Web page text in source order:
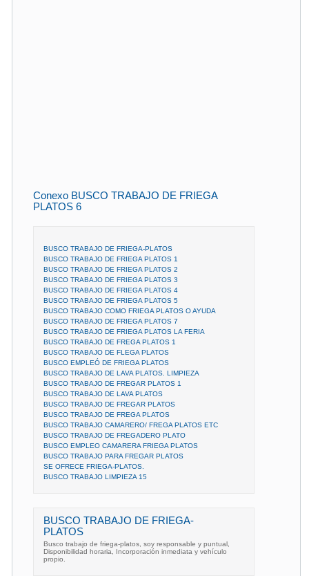
Conexo BUSCO TRABAJO DE FRIEGA
PLATOS 6
BUSCO TRABAJO DE FRIEGA-PLATOS
BUSCO TRABAJO DE FRIEGA PLATOS 1
BUSCO TRABAJO DE FRIEGA PLATOS 2
BUSCO TRABAJO DE FRIEGA PLATOS 3
BUSCO TRABAJO DE FRIEGA PLATOS 4
BUSCO TRABAJO DE FRIEGA PLATOS 5
BUSCO TRABAJO COMO FRIEGA PLATOS O AYUDA
BUSCO TRABAJO DE FRIEGA PLATOS 7
BUSCO TRABAJO DE FRIEGA PLATOS LA FERIA
BUSCO TRABAJO DE FREGA PLATOS 1
BUSCO TRABAJO DE FLEGA PLATOS
BUSCO EMPLEÓ DE FRIEGA PLATOS
BUSCO TRABAJO DE LAVA PLATOS. LIMPIEZA
BUSCO TRABAJO DE FREGAR PLATOS 1
BUSCO TRABAJO DE LAVA PLATOS
BUSCO TRABAJO DE FREGAR PLATOS
BUSCO TRABAJO DE FREGA PLATOS
BUSCO TRABAJO CAMARERO/ FREGA PLATOS ETC
BUSCO TRABAJO DE FREGADERO PLATO
BUSCO EMPLEO CAMARERA FRIEGA PLATOS
BUSCO TRABAJO PARA FREGAR PLATOS
SE OFRECE FRIEGA-PLATOS.
BUSCO TRABAJO LIMPIEZA 15
BUSCO TRABAJO DE FRIEGA-
PLATOS
Busco trabajo de friega-platos, soy responsable y puntual,
Disponibilidad horaria, Incorporación inmediata y vehículo
propio.